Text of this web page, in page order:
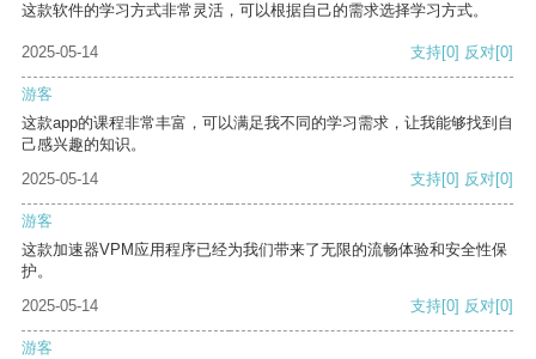
这款软件的学习方式非常灵活，可以根据自己的需求选择学习方式。
2025-05-14 支持[0] 反对[0]
游客
这款app的课程非常丰富，可以满足我不同的学习需求，让我能够找到自
己感兴趣的知识。
2025-05-14
支持[0] 反对[0]
游客
这款加速器VPM应用程序已经为我们带来了无限的流畅体验和安全性保
护。
2025-05-14
支持[0] 反对[0]
游客